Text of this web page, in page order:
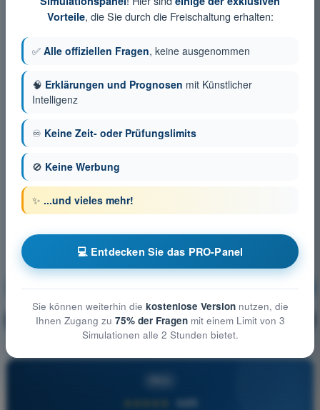
Navigation Ausbildung!
🔒 PRO Erläuterung der Frage
4,6/5
Vorteile, die Sie durch die Freischaltung erhalten:
✅ Alle offiziellen Fragen, keine ausgenommen
🧠 Erklärungen und Prognosen mit Künstlicher
Intelligenz
♾️ Keine Zeit- oder Prüfungslimits
🚫 Keine Werbung
✨ ...und vieles mehr!
💻 Entdecken Sie das PRO-Panel
Sie können weiterhin die kostenlose Versionnutzen, die
Ihnen Zugang zu 75% der Fragenmit einem Limit von 3
Simulationen alle 2 Stunden bietet.